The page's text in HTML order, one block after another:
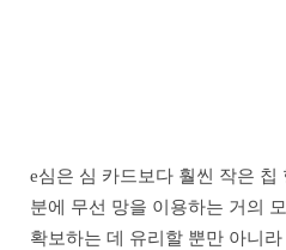
e심은 심 카드보다 훨씬 작은 칩
분에 무선 망을 이용하는 거의
확보하는 데 유리할 뿐만 아니